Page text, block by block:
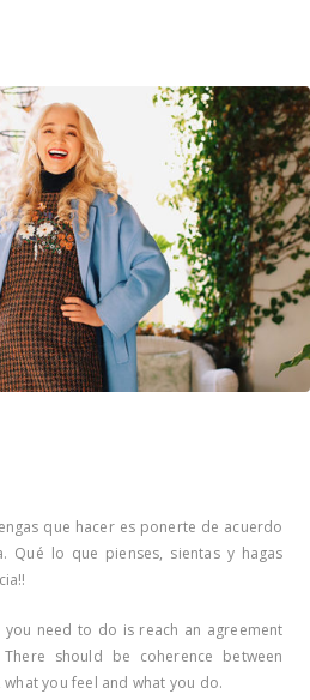
que hacer es ponerte de acuerdo
Qué lo que pienses, sientas y hagas
you need to do is reach an agreement
should be coherence between
what you feel and what you do.